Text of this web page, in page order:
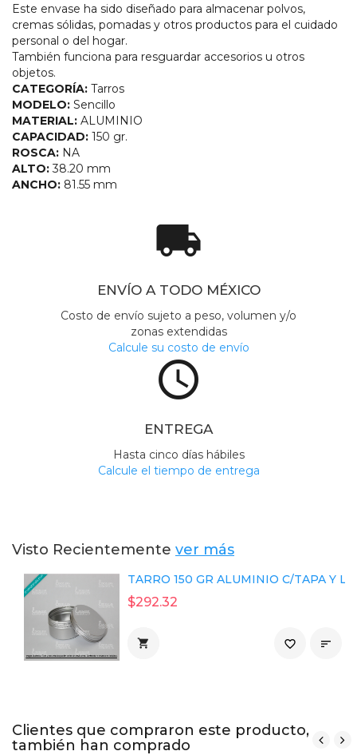
Este envase ha sido diseñado para almacenar polvos,
cremas sólidas, pomadas y otros productos para el cuidado
personal o del hogar.
También funciona para resguardar accesorios u otros
objetos.
CATEGORÍA: Tarros
MODELO: Sencillo
MATERIAL: ALUMINIO
CAPACIDAD: 150 gr.
ROSCA: NA
ALTO:38.20 mm
ANCHO: 81.55 mm
local_shipping
ENVÍO A TODO MÉXICO
Costo de envío sujeto a peso, volumen y/o
zonas extendidas
Calcule su costo de envío
access_time
ENTREGA
Hasta cinco días hábiles
Calcule el tiempo de entrega
Visto Recientemente ver más
TARRO 150 GR ALUMINIO C/TAPA Y
$292.32
 
favorite_border
Clientes que compraron este producto,
también han comprado